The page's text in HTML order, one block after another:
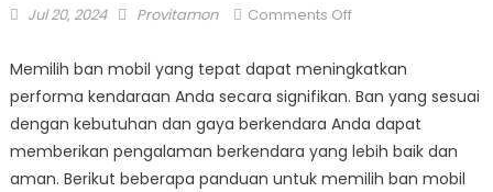
Posted
Jul 20, 2024 Author
Provitamon Comments Offon
Memilih
Ban
Mobil
Memilih ban mobil yang tepat dapat meningkatkan
performa kendaraan Anda secara signifikan. Ban yang sesuai
dengan kebutuhan dan gaya berkendara Anda dapat
memberikan pengalaman berkendara yang lebih baik dan
aman. Berikut beberapa panduan untuk memilih ban mobil